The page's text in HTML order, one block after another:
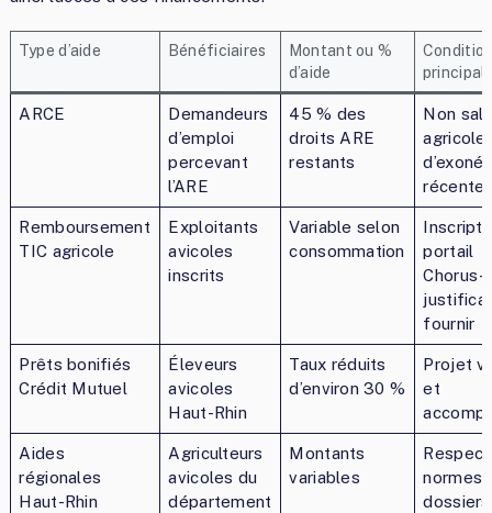
Type d’aide Bénéficiaires
Montant ou %
d’aide
ARCE
Demandeurs
d’emploi
percevant
l’ARE
45 % des
droits ARE
restants
Non
récente
Remboursement
TIC agricole
Exploitants
avicoles
inscrits
Variable selon
consommation
portail
Chorus-
fournir
Prêts bonifiés
Crédit Mutuel
Éleveurs
avicoles
Haut-Rhin
Taux réduits
d’environ 30 %
Projet
et
Aides
régionales
Haut-Rhin
Agriculteurs
avicoles du
département
Montants
variables
normes
dossiers